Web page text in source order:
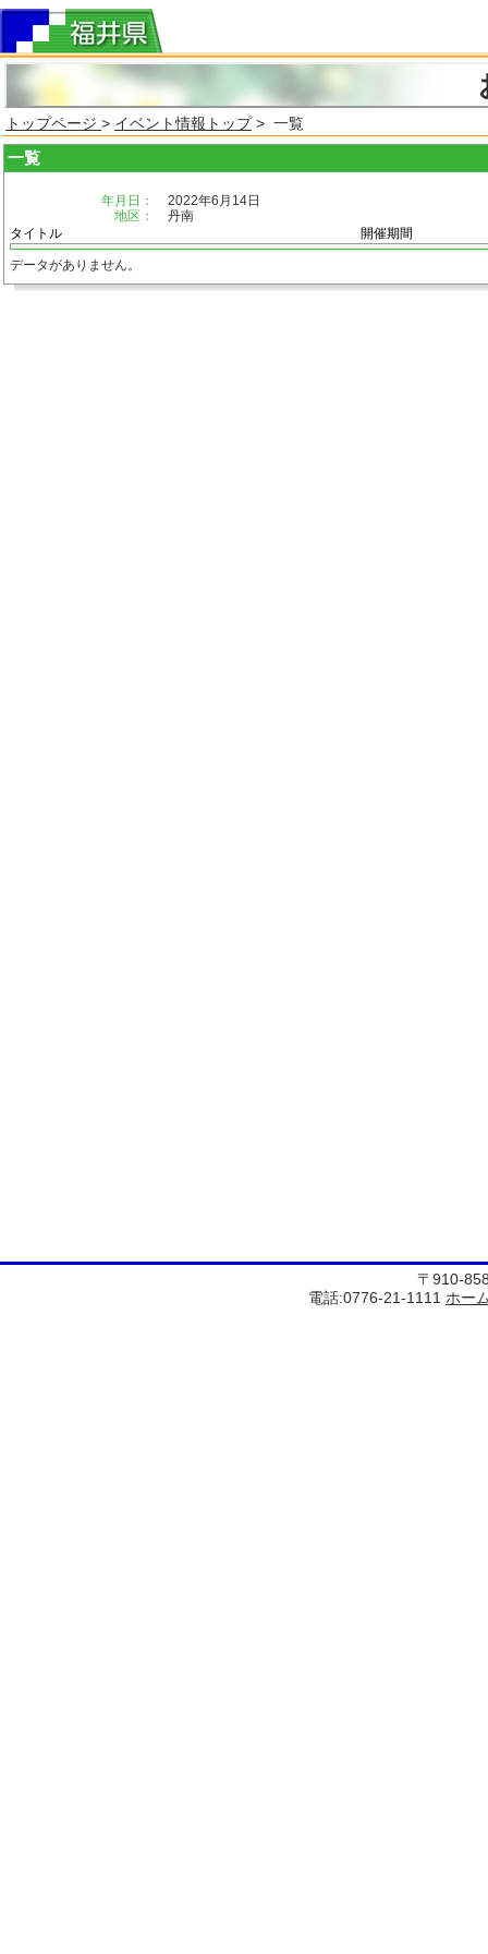
トップページ > イベント情報トップ> 一覧
一覧
年月日：
2022年6月14日
地区：
丹南
タイトル
開催期間
データがありません。
〒910-
電話:0776-21-1111 ホー